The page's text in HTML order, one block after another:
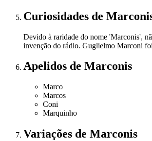
Curiosidades de
Devido à raridade do nome 'Marconis',
invenção do rádio. Guglielmo Marconi
Apelidos de Marconis
Marco
Marcos
Coni
Marquinho
Variações de Marconis